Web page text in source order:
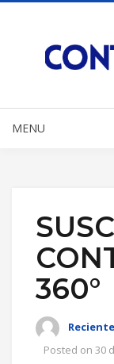
MENU
360°
Posted on 30